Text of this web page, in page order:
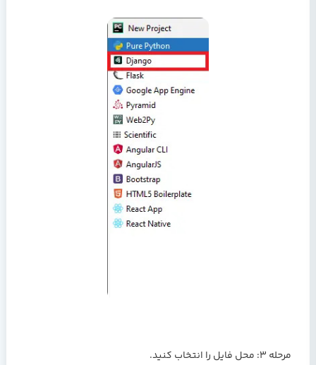
مرحله 3: محل فایل را انتخاب کنید.